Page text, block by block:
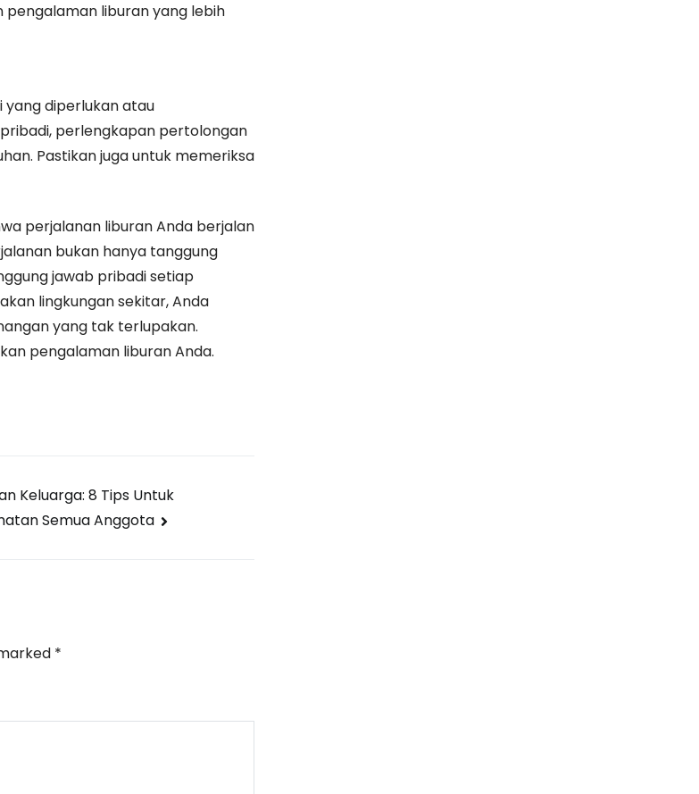
liburan yang lebih
yang diperlukan atau
perlengkapan pertolongan
Pastikan juga untuk memeriksa
perjalanan liburan Anda berjalan
bukan hanya tanggung
jawab pribadi setiap
lingkungan sekitar, Anda
yang tak terlupakan.
pengalaman liburan Anda.
Keluarga: 8 Tips Untuk
Semua Anggota
*